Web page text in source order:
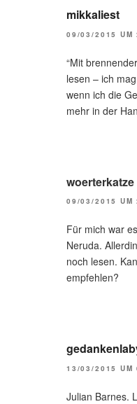
mikkaliest
09/03/2015 UM
“Mit
lesen – ich
wenn ich die
mehr in der
woerterkatze
09/03/2015 UM
Für mich war
Neruda.
noch lesen.
empfehlen?
13/03/2015 UM
Julian Barnes.